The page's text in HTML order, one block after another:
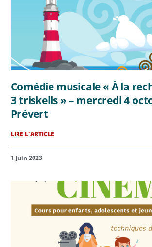
Comédie musicale « À la
3 triskells » – mercredi 4
Prévert
LIRE L'ARTICLE
1 juin 2023